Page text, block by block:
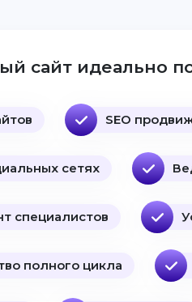
сайт идеально
SEO
сетях
специалистов
полного цикла